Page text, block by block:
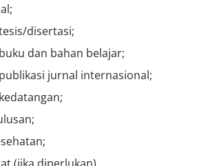
disertasi;
dan bahan belajar;
jurnal internasional;